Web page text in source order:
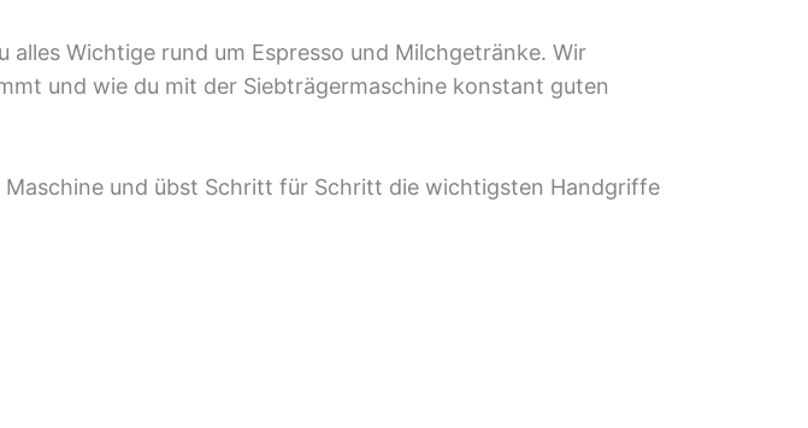
Wichtige rund um Espresso und Milchgetränke. Wir
und wie du mit der Siebträgermaschine konstant guten
und übst Schritt für Schritt die wichtigsten Handgriffe